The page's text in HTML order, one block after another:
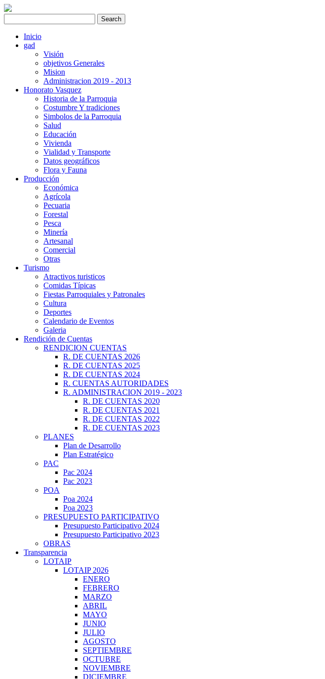
Inicio
gad
Visión
objetivos Generales
Mision
Administracion 2019 - 2013
Honorato Vasquez
Historia de la Parroquia
Costumbre Y tradiciones
Simbolos de la Parroquia
Salud
Educación
Vivienda
Vialidad y Transporte
Datos geográficos
Flora y Fauna
Producción
Económica
Agrícola
Pecuaria
Forestal
Pesca
Minería
Artesanal
Comercial
Otras
Turismo
Atractivos turisticos
Comidas Típicas
Fiestas Parroquiales y Patronales
Cultura
Deportes
Calendario de Eventos
Galeria
Rendición de Cuentas
RENDICION CUENTAS
R. DE CUENTAS 2026
R. DE CUENTAS 2025
R. DE CUENTAS 2024
R. CUENTAS AUTORIDADES
R. ADMINISTRACION 2019 - 2023
R. DE CUENTAS 2020
R. DE CUENTAS 2021
R. DE CUENTAS 2022
R. DE CUENTAS 2023
PLANES
Plan de Desarrollo
Plan Estratégico
PAC
Pac 2024
Pac 2023
POA
Poa 2024
Poa 2023
PRESUPUESTO PARTICIPATIVO
Presupuesto Participativo 2024
Presupuesto Participativo 2023
OBRAS
Transparencia
LOTAIP
LOTAIP 2026
ENERO
FEBRERO
MARZO
ABRIL
MAYO
JUNIO
JULIO
AGOSTO
SEPTIEMBRE
OCTUBRE
NOVIEMBRE
DICIEMBRE